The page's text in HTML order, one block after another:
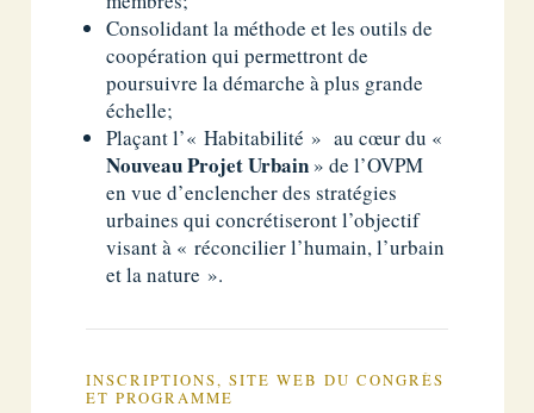
Consolidant la méthode et les outils de
coopération qui permettront de
poursuivre la démarche à plus grande
échelle;
Plaçant l’« Habitabilité » au cœur du «
Nouveau Projet Urbain » de l’OVPM
en vue d’enclencher des stratégies
urbaines qui concrétiseront l’objectif
visant à « réconcilier l’humain, l’urbain
et la nature ».
INSCRIPTIONS, SITE WEB DU CONGRÈS
ET PROGRAMME